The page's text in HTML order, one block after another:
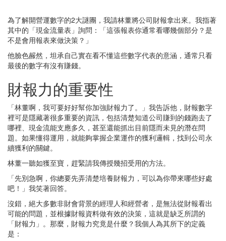
為了解開營運數字的2大謎團，我請林董將公司財報拿出來。我指著
其中的「現金流量表」詢問：「這張報表你通常看哪幾個部分？是
不是會用報表來做決策？」
他臉色赧然，坦承自己實在看不懂這些數字代表的意涵，通常只看
最後的數字有沒有賺錢。
財報力的重要性
「林董啊，我可要好好幫你加強財報力了。」我告訴他，財報數字
裡可是隱藏著很多重要的資訊，包括清楚知道公司賺到的錢跑去了
哪裡、現金流能支應多久，甚至還能抓出目前隱而未見的潛在問
題。如果懂得運用，就能夠掌握企業運作的獲利邏輯，找到公司永
續獲利的關鍵。
林董一聽如獲至寶，趕緊請我傳授幾招受用的方法。
「先別急啊，你總要先弄清楚培養財報力，可以為你帶來哪些好處
吧！」我笑著回答。
沒錯，絕大多數非財會背景的經理人和經營者，是無法從財報看出
可能的問題，並根據財報資料做有效的決策，這就是缺乏所謂的
「財報力」。那麼，財報力究竟是什麼？我個人為其所下的定義
是：